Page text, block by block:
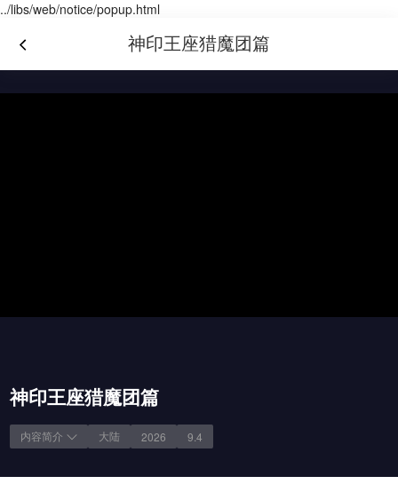
../libs/web/notice/popup.html
神印王座猎魔团篇
神印王座猎魔团篇
内容简介 大陆 2026 9.4